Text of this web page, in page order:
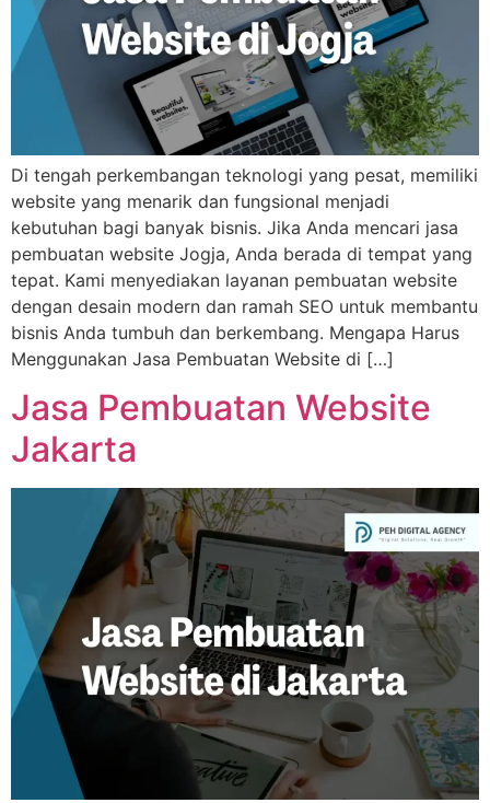
Di tengah perkembangan teknologi yang pesat, memiliki
website yang menarik dan fungsional menjadi
kebutuhan bagi banyak bisnis. Jika Anda mencari jasa
pembuatan website Jogja, Anda berada di tempat yang
tepat. Kami menyediakan layanan pembuatan website
dengan desain modern dan ramah SEO untuk membantu
bisnis Anda tumbuh dan berkembang. Mengapa Harus
Menggunakan Jasa Pembuatan Website di […]
Jasa Pembuatan Website
Jakarta